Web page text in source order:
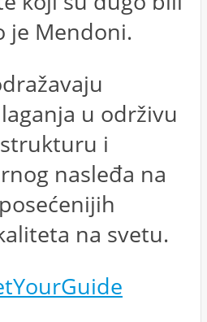
je Mendoni.
u održivu
i
nasleđa na
na svetu.